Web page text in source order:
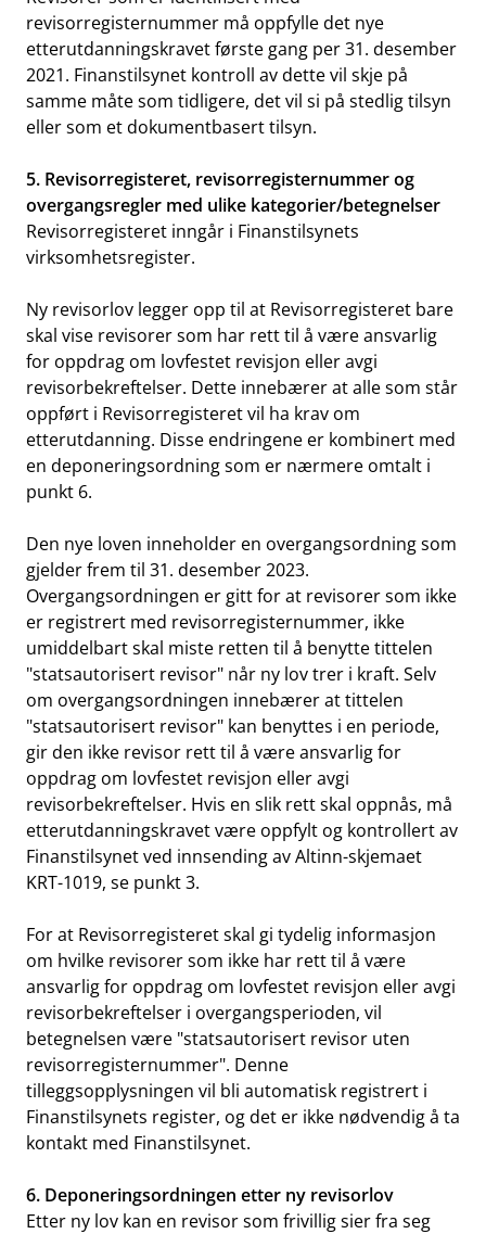
revisorregisternummer må oppfylle det nye
etterutdanningskravet første gang per 31. desember
2021. Finanstilsynet kontroll av dette vil skje på
samme måte som tidligere, det vil si på stedlig tilsyn
eller som et dokumentbasert tilsyn.
5. Revisorregisteret, revisorregisternummer og
overgangsregler med ulike kategorier/betegnelser
Revisorregisteret inngår i Finanstilsynets
virksomhetsregister.
Ny revisorlov legger opp til at Revisorregisteret bare
skal vise revisorer som har rett til å være ansvarlig
for oppdrag om lovfestet revisjon eller avgi
revisorbekreftelser. Dette innebærer at alle som står
oppført i Revisorregisteret vil ha krav om
etterutdanning. Disse endringene er kombinert med
en deponeringsordning som er nærmere omtalt i
punkt 6.
Den nye loven inneholder en overgangsordning som
gjelder frem til 31. desember 2023.
Overgangsordningen er gitt for at revisorer som ikke
er registrert med revisorregisternummer, ikke
umiddelbart skal miste retten til å benytte tittelen
"statsautorisert revisor" når ny lov trer i kraft. Selv
om overgangsordningen innebærer at tittelen
"statsautorisert revisor" kan benyttes i en periode,
gir den ikke revisor rett til å være ansvarlig for
oppdrag om lovfestet revisjon eller avgi
revisorbekreftelser. Hvis en slik rett skal oppnås, må
etterutdanningskravet være oppfylt og kontrollert av
Finanstilsynet ved innsending av Altinn-skjemaet
KRT-1019, se punkt 3.
For at Revisorregisteret skal gi tydelig informasjon
om hvilke revisorer som ikke har rett til å være
ansvarlig for oppdrag om lovfestet revisjon eller avgi
revisorbekreftelser i overgangsperioden, vil
betegnelsen være "statsautorisert revisor uten
revisorregisternummer". Denne
tilleggsopplysningen vil bli automatisk registrert i
Finanstilsynets register, og det er ikke nødvendig å ta
kontakt med Finanstilsynet.
6. Deponeringsordningen etter ny revisorlov
Etter ny lov kan en revisor som frivillig sier fra seg